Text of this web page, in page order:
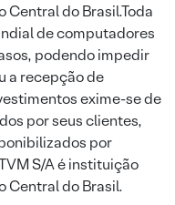
Central do Brasil.Toda
de computadores
podendo impedir
a recepção de
exime-se de
por seus clientes,
por
S/A é instituição
Central do Brasil.